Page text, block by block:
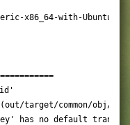
x86_64-with-Ubuntu-
target/common/obj/
has no default